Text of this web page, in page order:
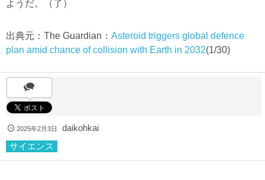
ようだ。（了）
出典元：The Guardian： Asteroid triggers global defence
plan amid chance of collision with Earth in 2032(1/30)
2025年2月3日
daikohkai
サイエンス